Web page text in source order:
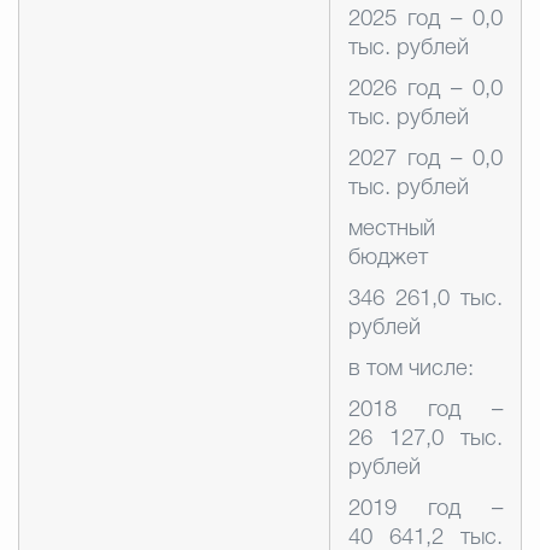
2025 год – 0,0
тыс. рублей
2026 год – 0,0
тыс. рублей
2027 год – 0,0
тыс. рублей
местный
бюджет
346 261,0 тыс.
рублей
в том числе:
2018 год –
26 127,0 тыс.
рублей
2019 год –
40 641,2 тыс.